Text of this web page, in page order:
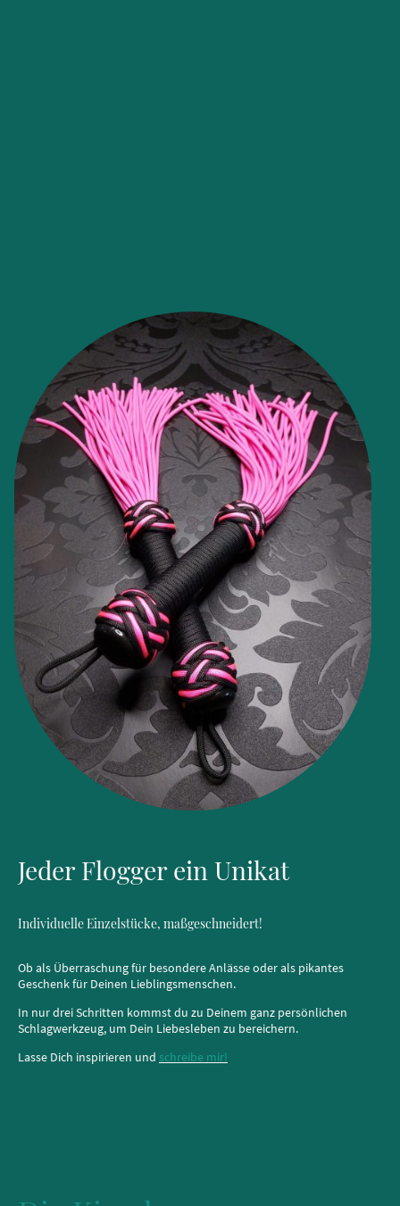
Jeder Flogger ein Unikat
Individuelle Einzelstücke, maßgeschneidert!
Ob als Überraschung für besondere Anlässe oder als pikantes
Geschenk für Deinen Lieblingsmenschen.
In nur drei Schritten kommst du zu Deinem ganz persönlichen
Schlagwerkzeug, um Dein Liebesleben zu bereichern.
Lasse Dich inspirieren und schreibe mir!